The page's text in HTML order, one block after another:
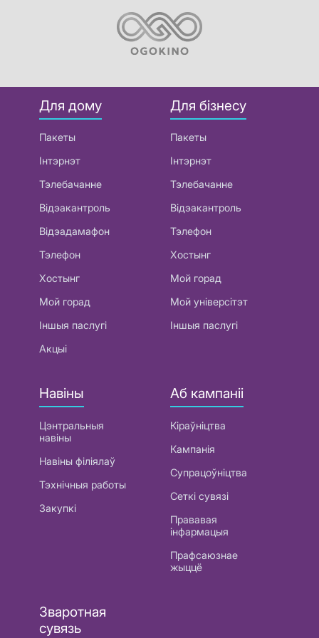
Для дому
Пакеты
Інтэрнэт
Тэлебачанне
Відэакантроль
Відэадамафон
Тэлефон
Хостынг
Мой горад
Іншыя паслугі
Акцыі
Для бізнесу
Пакеты
Інтэрнэт
Тэлебачанне
Відэакантроль
Тэлефон
Хостынг
Мой горад
Мой універсітэт
Іншыя паслугі
Навіны
Цэнтральныя
навіны
Навіны філіялаў
Тэхнічныя работы
Закупкі
Аб кампаніі
Кіраўніцтва
Кампанія
Супрацоўніцтва
Сеткі сувязі
Прававая
інфармацыя
Прафсаюзнае
жыццё
Зваротная
сувязь